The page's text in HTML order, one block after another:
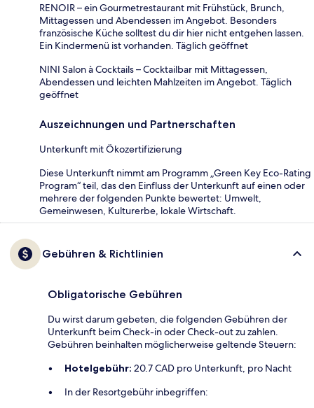
RENOIR – ein Gourmetrestaurant mit Frühstück, Brunch,
Mittagessen und Abendessen im Angebot. Besonders
französische Küche solltest du dir hier nicht entgehen lassen.
Ein Kindermenü ist vorhanden. Täglich geöffnet
NINI Salon à Cocktails – Cocktailbar mit Mittagessen,
Abendessen und leichten Mahlzeiten im Angebot. Täglich
geöffnet
Auszeichnungen und Partnerschaften
Unterkunft mit Ökozertifizierung
Diese Unterkunft nimmt am Programm „Green Key Eco-Rating
Program“ teil, das den Einfluss der Unterkunft auf einen oder
mehrere der folgenden Punkte bewertet: Umwelt,
Gemeinwesen, Kulturerbe, lokale Wirtschaft.
Gebühren & Richtlinien
Obligatorische Gebühren
Du wirst darum gebeten, die folgenden Gebühren der
Unterkunft beim Check-in oder Check-out zu zahlen.
Gebühren beinhalten möglicherweise geltende Steuern:
Hotelgebühr: 20.7 CAD pro Unterkunft, pro Nacht
In der Resortgebühr inbegriffen: